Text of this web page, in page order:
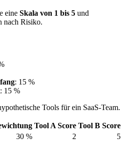
eine Skala von 1 bis 5 und
nach Risiko.
: 15 %
: 15 %
Tools für ein SaaS-Team.
Tool A Score Tool B Score
30 % 2
5